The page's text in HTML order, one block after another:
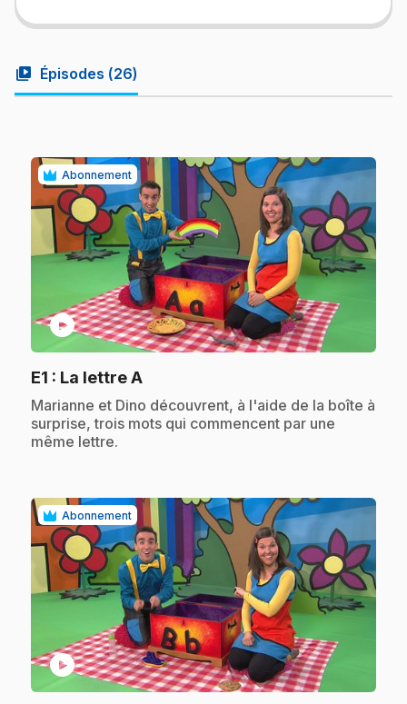
video_library Épisodes (26)
Abonnement
play_circle
E1 : La lettre A
.Marianne et Dino découvrent, à l'aide de la boîte à
surprise, trois mots qui commencent par une
même lettre.
Abonnement
play_circle